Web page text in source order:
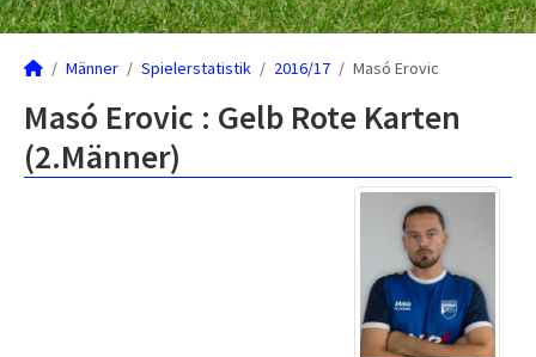
Männer Spielerstatistik 2016/17 Masó Erovic
Masó Erovic : Gelb Rote Karten
(2.Männer)